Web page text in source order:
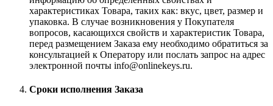
характеристиках Товара, таких как: вкус, цвет, размер и
упаковка. В случае возникновения у Покупателя
вопросов, касающихся свойств и характеристик Товара,
перед размещением Заказа ему необходимо обратиться за
консультацией к Оператору или послать запрос на адрес
электронной почты info@onlinekeys.ru.
Сроки исполнения Заказа